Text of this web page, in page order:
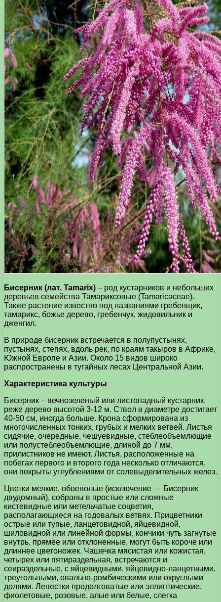
Бисерник (лат. Tamarix) – род кустарников и небольших
деревьев семейства Тамариксовые (Tamaricaceae).
Также растение известно под названиями гребенщик,
тамарикс, божье дерево, гребенчук, жидовильник и
дженгил.
В природе бисерник встречается в полупустынях,
пустынях, степях, вдоль рек, по краям такыров в Африке,
Южной Европе и Азии. Около 15 видов широко
распространены в тугайных лесах Центральной Азии.
Характеристика культуры
Бисерник – вечнозеленый или листопадный кустарник,
реже дерево высотой 3-12 м. Ствол в диаметре достигает
40-50 см, иногда больше. Крона сформирована из
многочисленных тонких, грубых и мелких ветвей. Листья
сидячие, очередные, чешуевидные, стеблеобъемлющие
или полустеблеобъемлющие, длиной до 7 мм,
прилистников не имеют. Листья, расположенные на
побегах первого и второго года несколько отличаются,
они покрыты углублениями от солевыделительных желез.
Цветки мелкие, обоеполые (исключение — Бисерник
двудомный), собраны в простые или сложные
кистевидные или метельчатые соцветия,
располагающиеся на годовалых ветвях. Прицветники
острые или тупые, ланцетовидной, яйцевидной,
шиловидной или линейной формы, кончики чуть загнутые
внутрь, прямее или отклоненные, могут быть короче или
длиннее цветоножек. Чашечка мясистая или кожистая,
четырех или пятираздельная, встречаются и
сеираздельные, с яйцевидными, яйцевидно-ланцетными,
треугольными, овально-ромбическими или округлыми
долями. Лепестки продолговатые или эллиптические,
фиолетовые, розовые, алые или белые, слегка